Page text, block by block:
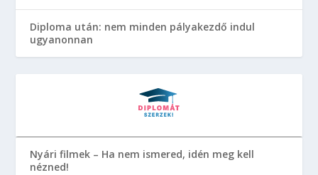
Diploma után: nem minden pályakezdő indul
ugyanonnan
Nyári filmek – Ha nem ismered, idén meg kell
nézned!